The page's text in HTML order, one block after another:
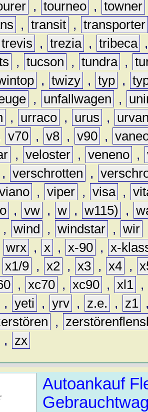
, tourneo , towner
, transit , transporter
trevis , trezia , tribeca
, tucson , tundra ,
, twizy , typ ,
, unfallwagen ,
, urraco , urus ,
v70 , v8 , v90 ,
, veloster , veneno ,
, verschrotten ,
, viper , visa ,
, vw , w , w115) ,
, wind , windstar , wir
wrx , x , x-90 , x-
x1/9 , x2 , x3 , x4 ,
, xc70 , xc90 , xl1 ,
, yeti , yrv , z.e. , z1
,
, zx
Autoankauf